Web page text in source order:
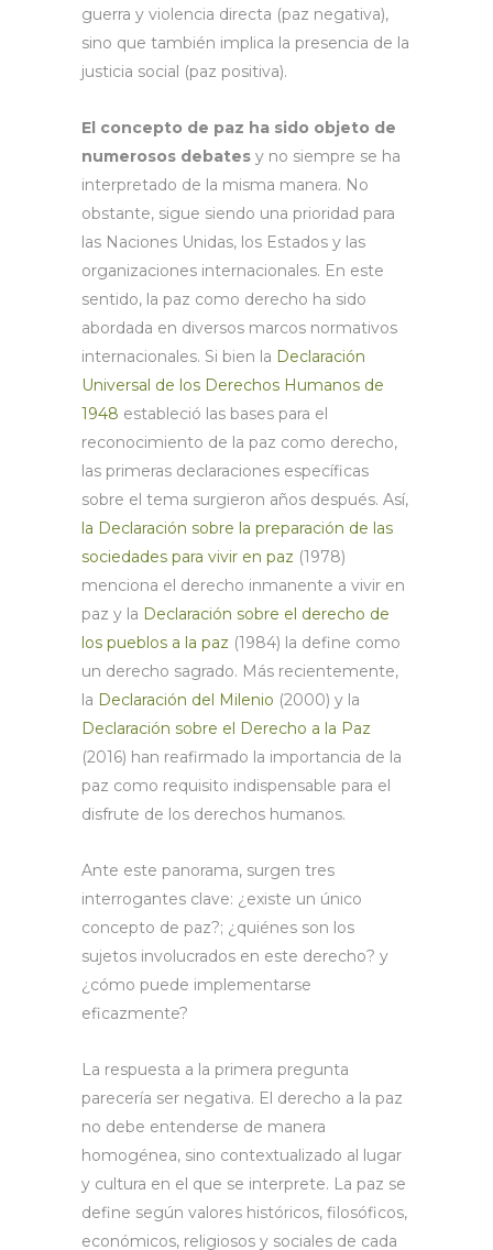
guerra y violencia directa (paz negativa),
sino que también implica la presencia de la
justicia social (paz positiva).
El concepto de paz ha sido objeto de
numerosos debates y no siempre se ha
interpretado de la misma manera. No
obstante, sigue siendo una prioridad para
las Naciones Unidas, los Estados y las
organizaciones internacionales. En este
sentido, la paz como derecho ha sido
abordada en diversos marcos normativos
internacionales. Si bien la Declaración
Universal de los Derechos Humanos de
1948 estableció las bases para el
reconocimiento de la paz como derecho,
las primeras declaraciones específicas
sobre el tema surgieron años después. Así,
la Declaración sobre la preparación de las
sociedades para vivir en paz (1978)
menciona el derecho inmanente a vivir en
paz y la Declaración sobre el derecho de
los pueblos a la paz (1984) la define como
un derecho sagrado. Más recientemente,
la Declaración del Milenio (2000) y la
Declaración sobre el Derecho a la Paz
(2016) han reafirmado la importancia de la
paz como requisito indispensable para el
disfrute de los derechos humanos.
Ante este panorama, surgen tres
interrogantes clave: ¿existe un único
concepto de paz?; ¿quiénes son los
sujetos involucrados en este derecho? y
¿cómo puede implementarse
eficazmente?
La respuesta a la primera pregunta
parecería ser negativa. El derecho a la paz
no debe entenderse de manera
homogénea, sino contextualizado al lugar
y cultura en el que se interprete. La paz se
define según valores históricos, filosóficos,
económicos, religiosos y sociales de cada